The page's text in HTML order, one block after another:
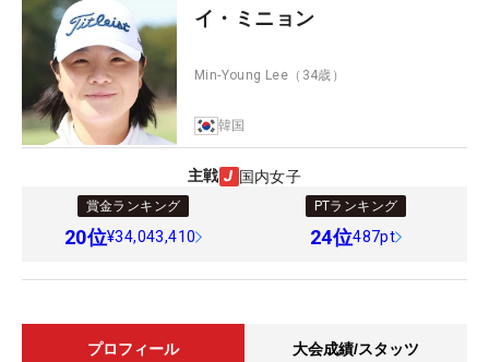
イ・ミニョン
Min-Young Lee （34歳）
韓国
主戦 国内女子
賞金ランキング
20位¥34,043,410
PTランキング
24位487pt
プロフィール 大会成績/スタッツ